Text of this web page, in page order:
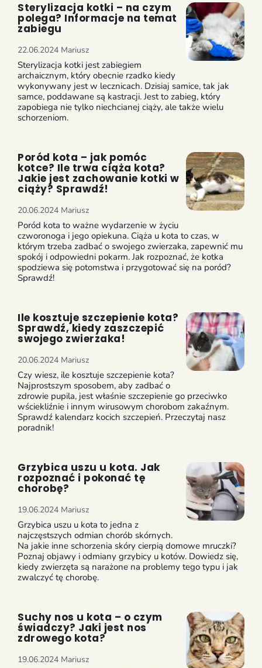
Sterylizacja kotki – na czym
polega? Informacje na temat
zabiegu
22.06.2024 Mariusz
Sterylizacja kotki jest zabiegiem
archaicznym, który obecnie rzadko kiedy
wykonywany jest w lecznicach. Dzisiaj samice, tak jak
samce, poddawane są kastracji. Jest to zabieg, który
zapobiega nie tylko niechcianej ciąży, ale także wielu
schorzeniom.
Poród kota – jak pomóc
kotce? Ile trwa ciąża kota?
Jakie jest zachowanie kotki w
ciąży? Sprawdź!
20.06.2024 Mariusz
Poród kota to ważne wydarzenie w życiu
czworonoga i jego opiekuna. Ciąża u kota to czas, w
którym trzeba zadbać o swojego zwierzaka, zapewnić mu
spokój i odpowiedni pokarm. Jak rozpoznać, że kotka
spodziewa się potomstwa i przygotować się na poród?
Sprawdź!
Ile kosztuje szczepienie kota?
Sprawdź, kiedy zaszczepić
swojego zwierzaka!
20.06.2024 Mariusz
Czy wiesz, ile kosztuje szczepienie kota?
Najprostszym sposobem, aby zadbać o
zdrowie pupila, jest właśnie szczepienie go przeciwko
wściekliźnie i innym wirusowym chorobom zakaźnym.
Sprawdź kalendarz kocich szczepień. Przeczytaj nasz
poradnik!
Grzybica uszu u kota. Jak
rozpoznać i pokonać tę
chorobę?
19.06.2024 Mariusz
Grzybica uszu u kota to jedna z
najczęstszych odmian chorób skórnych.
Na jakie inne schorzenia skóry cierpią domowe mruczki?
Poznaj objawy i odmiany grzybicy u kotów. Dowiedz się,
kiedy zwierzęta są narażone na problemy tego typu i jak
zwalczyć tę chorobę.
Suchy nos u kota – o czym
świadczy? Jaki jest nos
zdrowego kota?
19.06.2024 Mariusz